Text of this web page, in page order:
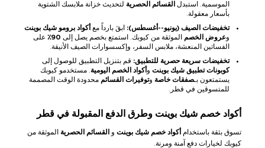
الموسمية. استبدل
القسائم الحصرية لتحديث خزانة ملابسك الشتوية
بأسعار معقولة.
تخفيضات الصيف (يونيو--أغسطس): ابقَ بارداً مع أكواد برومو شيك بوينت
وعروض الخصم الموثقة من كيوبك. استمتع بخصم يصل إلى 90٪
على
الفساتين المنعشة، ملابس السفر، وإكسسوارات الصيف الأنيقة.
تخفيضات سريعة حصرية للتطبيق: قم بتنزيل التطبيق للوصول إلى
كوبونات تطبيق شيك بوينت و أكواد الخصم اليومية . مستخدمو كيوبك
يستمتعون بـصفقات خاصة وتوفيرات القسائم محدودة الوقت المصممة
للمتسوقين في قطر.
أكواد خصم شيك بوينت وطرق الدفع المقبولة في قطر
تسوق بثقة باستخدام أكواد خصم شيك بوينت و القسائم الحصرية الموثقة من
كيوبك لخيارات دفع آمنة ومرنة.